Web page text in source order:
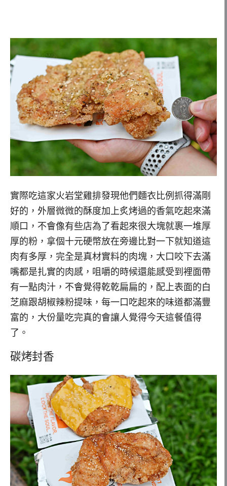
實際吃這家火岩堂雞排發現他們麵衣比例抓得滿剛
好的，外層微微的酥度加上炙烤過的香氣吃起來滿
順口，不會像有些店為了看起來很大塊就裹一堆厚
厚的粉，拿個十元硬幣放在旁邊比對一下就知道這
肉有多厚，完全是真材實料的肉塊，大口咬下去滿
嘴都是扎實的肉感，咀嚼的時候還能感受到裡面帶
有一點肉汁，不會覺得乾乾扁扁的，配上表面的白
芝麻跟胡椒辣粉提味，每一口吃起來的味道都滿豐
富的，大份量吃完真的會讓人覺得今天這餐值得
了。
碳烤封香